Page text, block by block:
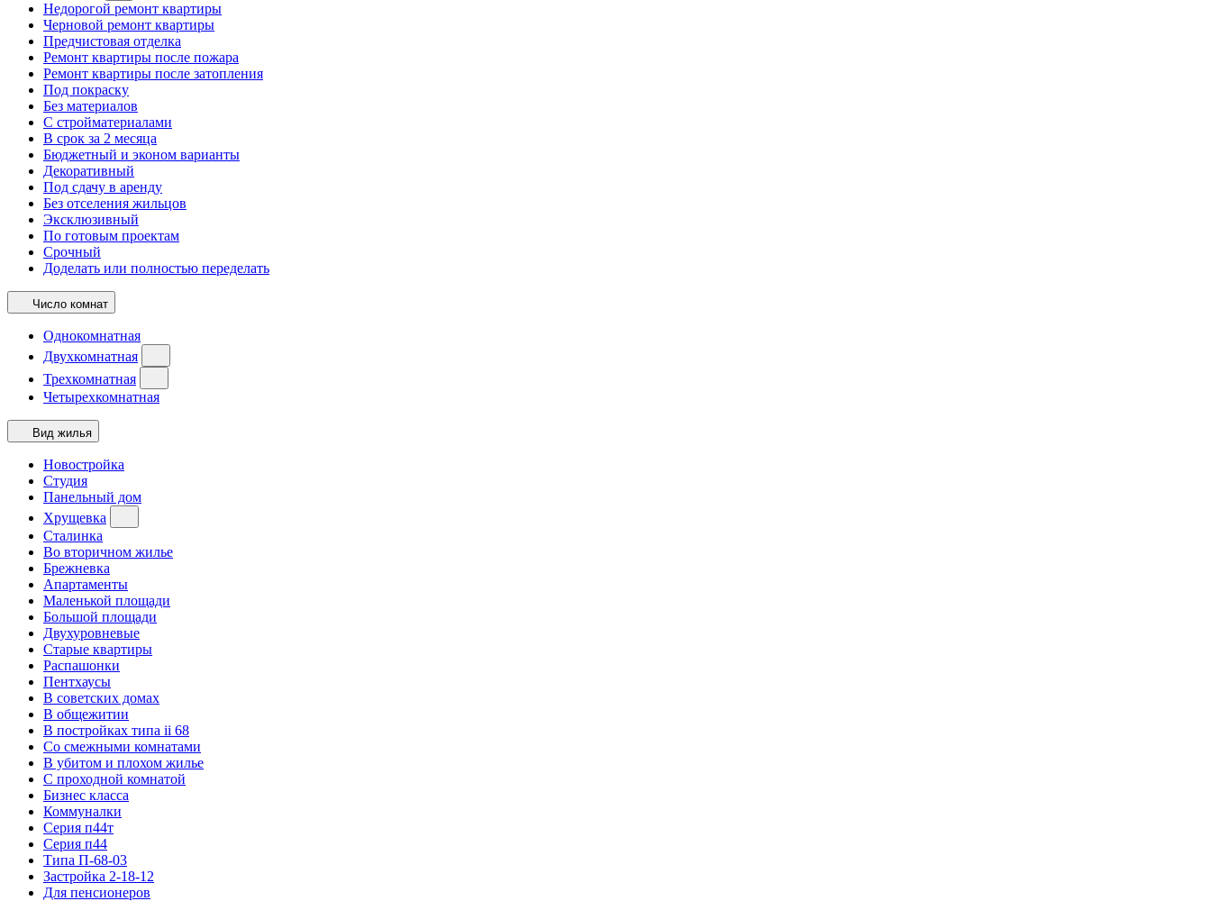
Недорогой ремонт квартиры
Черновой ремонт квартиры
Предчистовая отделка
Ремонт квартиры после пожара
Ремонт квартиры после затопления
Под покраску
Без материалов
С стройматериалами
В срок за 2 месяца
Бюджетный и эконом варианты
Декоративный
Под сдачу в аренду
Без отселения жильцов
Эксклюзивный
По готовым проектам
Срочный
Доделать или полностью переделать
Число комнат
Однокомнатная
Двухкомнатная
Трехкомнатная
Четырехкомнатная
Вид жилья
Новостройка
Студия
Панельный дом
Хрущевка
Сталинка
Во вторичном жилье
Брежневка
Апартаменты
Маленькой площади
Большой площади
Двухуровневые
Старые квартиры
Распашонки
Пентхаусы
В советских домах
В общежитии
В постройках типа ii 68
Со смежными комнатами
В убитом и плохом жилье
С проходной комнатой
Бизнес класса
Коммуналки
Серия п44т
Серия п44
Типа П-68-03
Застройка 2-18-12
Для пенсионеров